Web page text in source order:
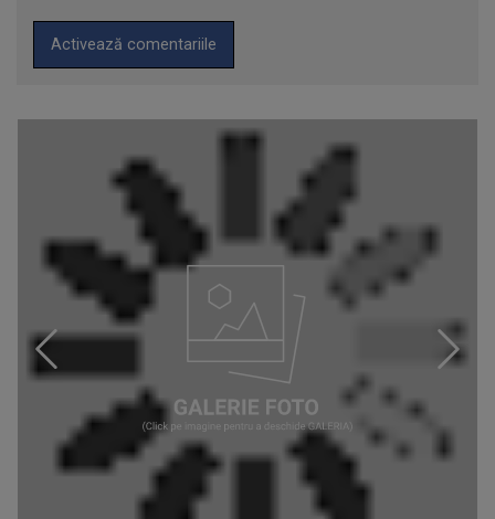
Activează comentariile